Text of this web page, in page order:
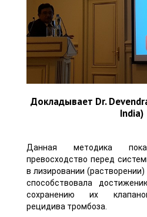
Докладывает Dr.
India)
Данная методика
превосходство перед
в лизировании
способствовала
сохранению их
рецидива тромбоза.